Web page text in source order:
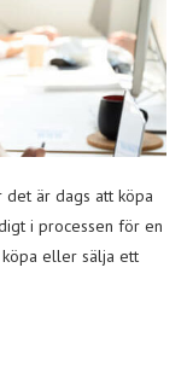
det är dags att köpa
i processen för en
eller sälja ett